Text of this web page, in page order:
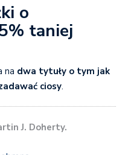
o
taniej
na dwa tytuły o tym jak
ciosy.
J. Doherty.